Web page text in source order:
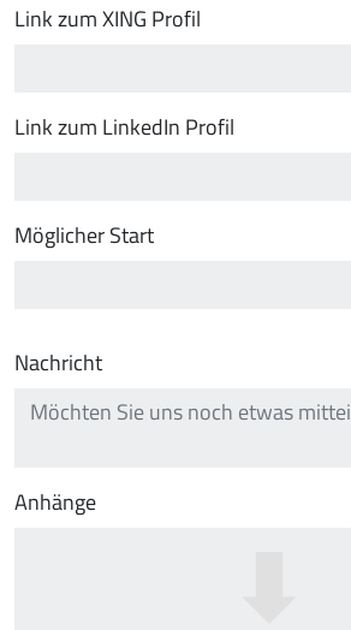
Link zum XING Profil
Link zum LinkedIn Profil
Möglicher Start
Nachricht
Anhänge